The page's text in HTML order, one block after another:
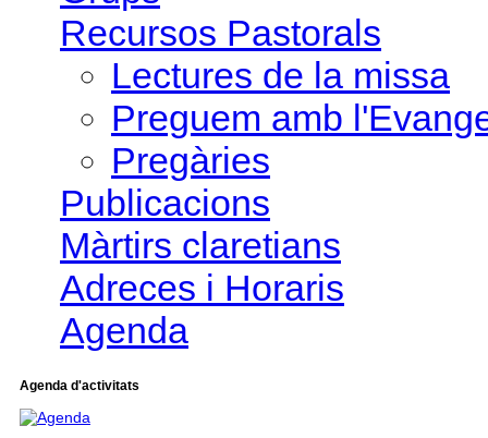
Recursos Pastorals
Lectures de la missa
Preguem amb
Pregàries
Publicacions
Màrtirs claretians
Adreces i Horaris
Agenda
Agenda d'activitats